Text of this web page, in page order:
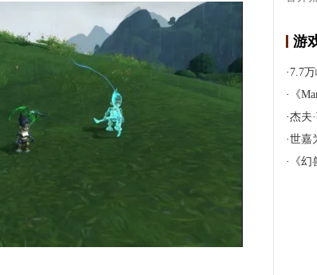
游
· 7.7万
·
《Marvel
·杰夫·范
·世嘉
·
《幻